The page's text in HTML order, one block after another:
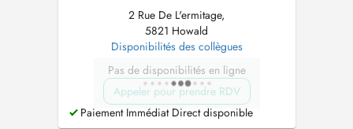
2 Rue De L'ermitage,
5821 Howald
Disponibilités des collègues
Pas de disponibilités en ligne
Appeler pour prendre RDV
Paiement Immédiat Direct disponible